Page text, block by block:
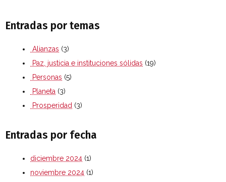
Entradas por temas
Alianzas (3)
Paz, justicia e instituciones sólidas (19)
Personas (5)
Planeta (3)
Prosperidad (3)
Entradas por fecha
diciembre 2024 (1)
noviembre 2024 (1)